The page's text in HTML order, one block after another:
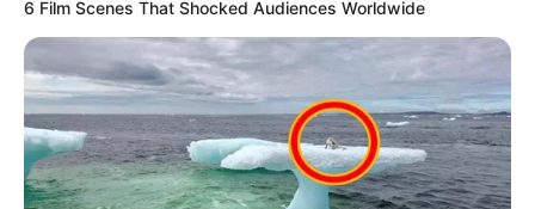
6 Film Scenes That Shocked Audiences Worldwide